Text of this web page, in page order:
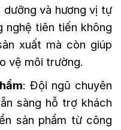
và hương vị tự
nghệ tiên tiến không
xuất mà còn giúp
vệ môi trường.
: Đội ngũ chuyên
sàng hỗ trợ khách
sản phẩm từ công